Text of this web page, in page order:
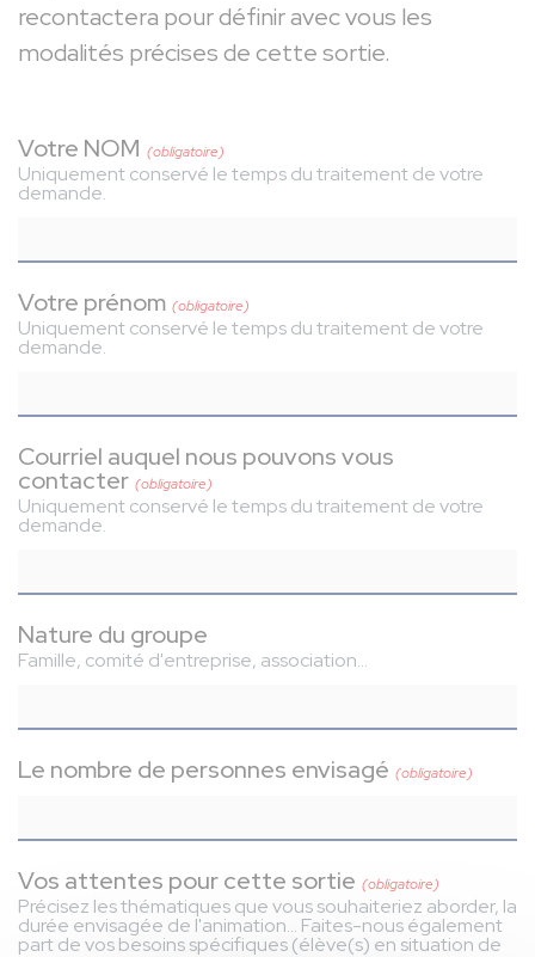
recontactera pour définir avec vous les
modalités précises de cette sortie.
Votre NOM (obligatoire)
Uniquement conservé le temps du traitement de votre
demande.
Votre prénom (obligatoire)
Uniquement conservé le temps du traitement de votre
demande.
Courriel auquel nous pouvons vous
contacter (obligatoire)
Uniquement conservé le temps du traitement de votre
demande.
Nature du groupe
Famille, comité d'entreprise, association...
Le nombre de personnes envisagé (obligatoire)
Vos attentes pour cette sortie (obligatoire)
Précisez les thématiques que vous souhaiteriez aborder, la
durée envisagée de l'animation... Faites-nous également
part de vos besoins spécifiques (élève(s) en situation de